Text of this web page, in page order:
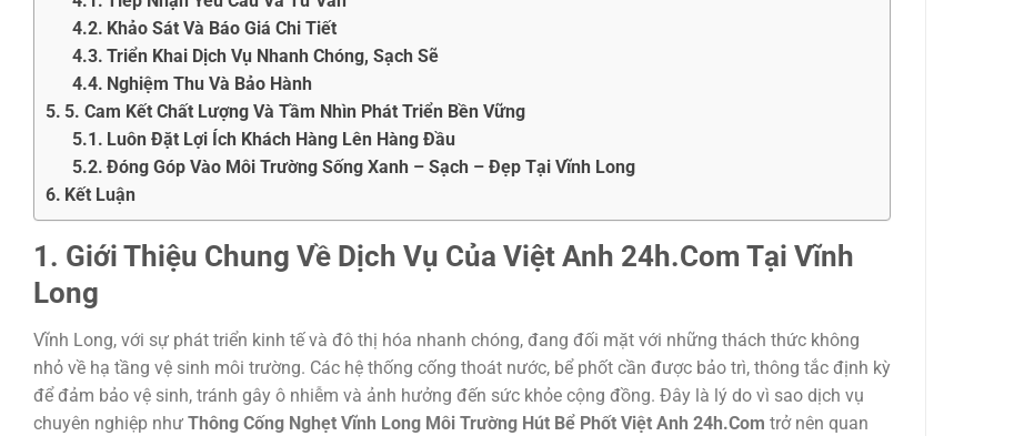
Khảo Sát Và Báo Giá Chi Tiết
Triển Khai Dịch Vụ Nhanh Chóng, Sạch Sẽ
Nghiệm Thu Và Bảo Hành
5. Cam Kết Chất Lượng Và Tầm Nhìn Phát Triển Bền Vững
Luôn Đặt Lợi Ích Khách Hàng Lên Hàng Đầu
Đóng Góp Vào Môi Trường Sống Xanh – Sạch – Đẹp Tại Vĩnh Long
Kết Luận
1. Giới Thiệu Chung Về Dịch Vụ Của Việt Anh 24h.Com Tại Vĩnh
Long
Vĩnh Long, với sự phát triển kinh tế và đô thị hóa nhanh chóng, đang đối mặt với những thách thức không
nhỏ về hạ tầng vệ sinh môi trường. Các hệ thống cống thoát nước, bể phốt cần được bảo trì, thông tắc định kỳ
để đảm bảo vệ sinh, tránh gây ô nhiễm và ảnh hưởng đến sức khỏe cộng đồng. Đây là lý do vì sao dịch vụ
chuyên nghiệp như Thông Cống Nghẹt Vĩnh Long Môi Trường Hút Bể Phốt Việt Anh 24h.Com trở nên quan